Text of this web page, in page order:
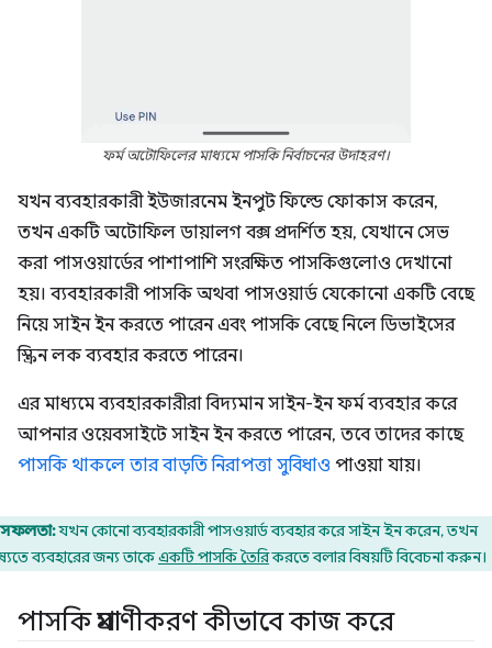
ফর্ম অটোফিলের মাধ্যমে পাসকি নির্বাচনের উদাহরণ।
যখন ব্যবহারকারী ইউজারনেম ইনপুট ফিল্ডে ফোকাস করেন,
তখন একটি অটোফিল ডায়ালগ বক্স প্রদর্শিত হয়, যেখানে সেভ
করা পাসওয়ার্ডের পাশাপাশি সংরক্ষিত পাসকিগুলোও দেখানো
হয়। ব্যবহারকারী পাসকি অথবা পাসওয়ার্ড যেকোনো একটি বেছে
নিয়ে সাইন ইন করতে পারেন এবং পাসকি বেছে নিলে ডিভাইসের
স্ক্রিন লক ব্যবহার করতে পারেন।
এর মাধ্যমে ব্যবহারকারীরা বিদ্যমান সাইন-ইন ফর্ম ব্যবহার করে
আপনার ওয়েবসাইটে সাইন ইন করতে পারেন, তবে তাদের কাছে
পাসকি থাকলে তার বাড়তি নিরাপত্তা সুবিধাও পাওয়া যায়।
সফলতা:যখন কোনো ব্যবহারকারী পাসওয়ার্ড ব্যবহার করে সাইন ইন করেন, তখন
ব্যবহারের জন্য তাকেএকটি পাসকি তৈরিকরতে বলার বিষয়টি বিবেচনা করুন।
পাসকি প্রমাণীকরণ কীভাবে কাজ করে